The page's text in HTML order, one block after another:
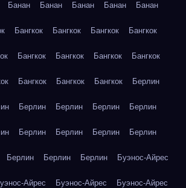
Банан Банан Банан Банан Банан
Бангкок Бангкок Бангкок Бангкок
Бангкок Бангкок Бангкок Бангкок
Бангкок Бангкок Бангкок Берлин
Берлин Берлин Берлин Берлин
Берлин Берлин Берлин Берлин
Берлин Берлин Берлин Буэнос-Айрес
Айрес Буэнос-Айрес Буэнос-Айрес